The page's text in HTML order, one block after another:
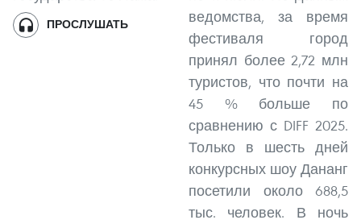
ПРОСЛУШАТЬ
ведомства, за время
фестиваля город
принял более 2,72 млн
туристов, что почти на
45 % больше по
сравнению с DIFF 2025.
Только в шесть дней
конкурсных шоу Дананг
посетили около 688,5
тыс. человек. В ночь